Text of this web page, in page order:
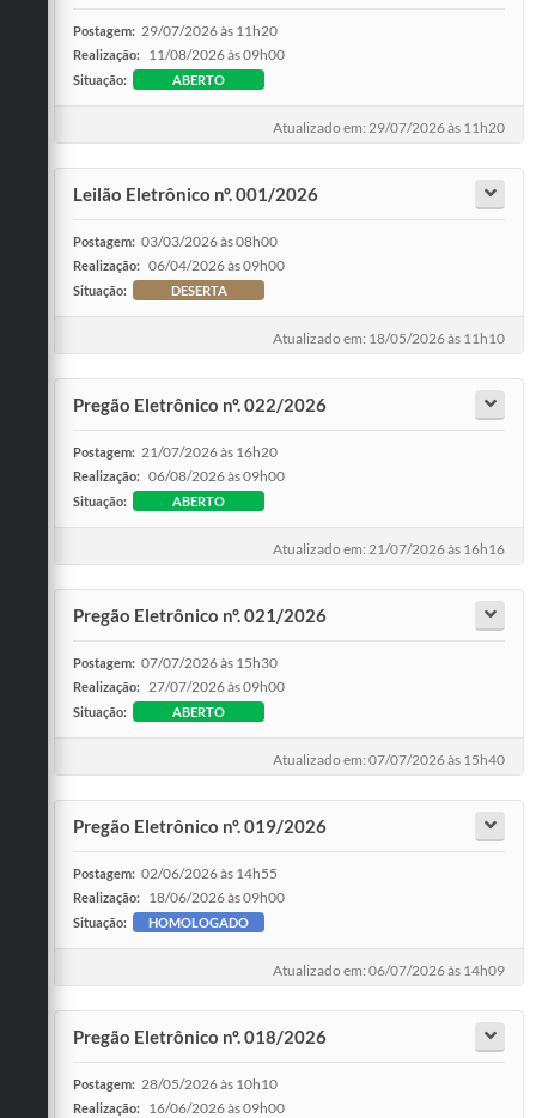
Postagem: 29/07/2026 às 11h20
Realização: 11/08/2026 às 09h00
Situação: ABERTO
Atualizado em: 29/07/2026 às 11h20
Leilão Eletrônico nº. 001/2026
Postagem: 03/03/2026 às 08h00
Realização: 06/04/2026 às 09h00
Situação: DESERTA
Atualizado em: 18/05/2026 às 11h10
Pregão Eletrônico nº. 022/2026
Postagem: 21/07/2026 às 16h20
Realização: 06/08/2026 às 09h00
Situação: ABERTO
Atualizado em: 21/07/2026 às 16h16
Pregão Eletrônico n°. 021/2026
Postagem: 07/07/2026 às 15h30
Realização: 27/07/2026 às 09h00
Situação: ABERTO
Atualizado em: 07/07/2026 às 15h40
Pregão Eletrônico nº. 019/2026
Postagem: 02/06/2026 às 14h55
Realização: 18/06/2026 às 09h00
Situação: HOMOLOGADO
Atualizado em: 06/07/2026 às 14h09
Pregão Eletrônico nº. 018/2026
Postagem: 28/05/2026 às 10h10
Realização: 16/06/2026 às 09h00